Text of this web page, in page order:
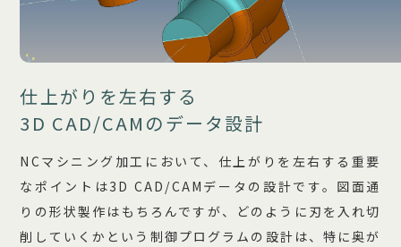
仕上がりを左右する
3D CAD/CAMのデータ設計
NCマシニング加工において、仕上がりを左右する重要
なポイントは3D CAD/CAMデータの設計です。図面通
りの形状製作はもちろんですが、どのように刃を入れ切
削していくかという制御プログラムの設計は、特に奥が